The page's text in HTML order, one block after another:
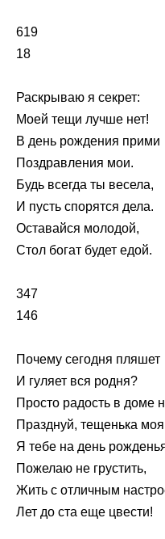
619
18
Раскрываю я секрет:
Моей тещи лучше нет!
В день рождения прими
Поздравления мои.
Будь всегда ты весела,
И пусть спорятся дела.
Оставайся молодой,
Стол богат будет едой.
347
146
Почему сегодня пляшет
И гуляет вся родня?
Просто радость в доме
Празднуй, тещенька
Я тебе на день
Пожелаю не грустить,
Жить с отличным
Лет до ста еще цвести!